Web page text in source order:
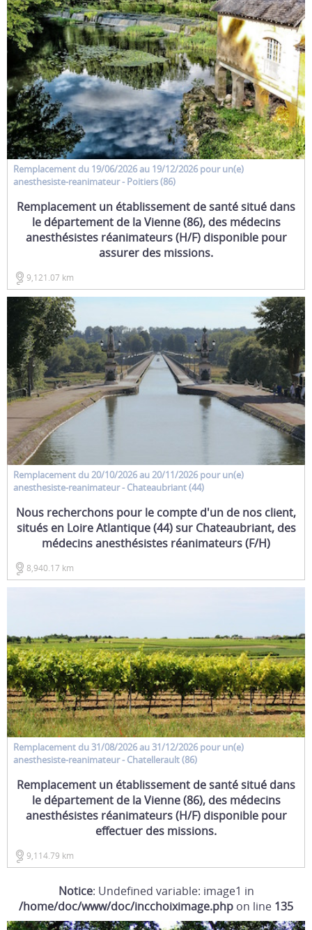
Remplacement du 19/06/2026 au 19/12/2026 pour un(e)
anesthesiste-reanimateur- Poitiers (86)
Remplacement un établissement de santé situé dans
le département de la Vienne (86), des médecins
anesthésistes réanimateurs (H/F) disponible pour
assurer des missions.
9,121.07 km
Remplacement du 20/10/2026 au 20/11/2026 pour un(e)
anesthesiste-reanimateur- Chateaubriant (44)
Nous recherchons pour le compte d'un de nos client,
situés en Loire Atlantique (44) sur Chateaubriant, des
médecins anesthésistes réanimateurs (F/H)
8,940.17 km
Remplacement du 31/08/2026 au 31/12/2026 pour un(e)
anesthesiste-reanimateur- Chatellerault (86)
Remplacement un établissement de santé situé dans
le département de la Vienne (86), des médecins
anesthésistes réanimateurs (H/F) disponible pour
effectuer des missions.
9,114.79 km
Notice: Undefined variable: image1 in
/home/doc/www/doc/incchoiximage.php on line 135